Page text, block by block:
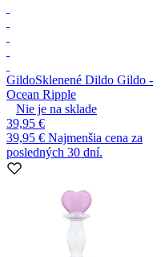
GildoSklenené Dildo Gildo -
Ocean Ripple
Nie je na sklade
39,95 €
39,95 € Najmenšia cena za
posledných 30 dní.